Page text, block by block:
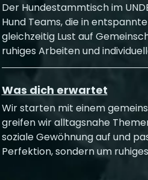
Der Hundestammtisch im
Hund Teams, die in
gleichzeitig Lust auf
ruhiges Arbeiten und
Was dich erwartet
Wir starten mit einem
greifen wir alltagsnahe
soziale Gewöhnung auf und
Perfektion, sondern um